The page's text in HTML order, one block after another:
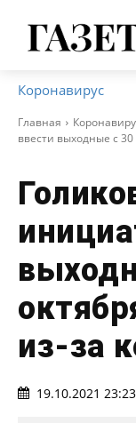
Коронавирус
Главная
ввести выходные с
из-за
19.10.2021 23:23